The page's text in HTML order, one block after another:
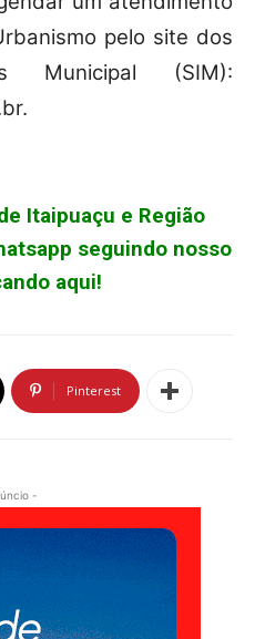
pelo site dos
Municipal (SIM):
Itaipuaçu e Região
seguindo nosso
aqui!
Pinterest
-